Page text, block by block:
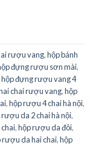
rượu vang,hộp bánh
đựng rượu sơn mài,
hộp đựng rượu vang 4
chai rượu vang,hộp
,hộp rượu 4 chai hà nội,
rượu da 2 chai hà nội,
,hộp rượu da đôi,
rượu da hai chai,hộp